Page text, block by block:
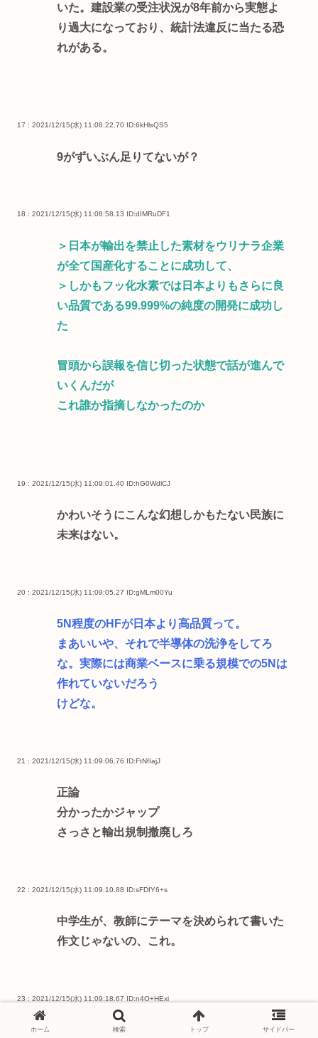
いた。建設業の受注状況が8年前から実態よ
り過大になっており、統計法違反に当たる恐
れがある。
17 : 2021/12/15(水) 11:08:22.70 ID:6kHlsQS5
9がずいぶん足りてないが？
18 : 2021/12/15(水) 11:08:58.13 ID:dIMRuDF1
＞日本が輸出を禁止した素材をウリナラ企業
が全て国産化することに成功して、
＞しかもフッ化水素では日本よりもさらに良
い品質である99.999%の純度の開発に成功し
た
冒頭から誤報を信じ切った状態で話が進んで
いくんだが
これ誰か指摘しなかったのか
19 : 2021/12/15(水) 11:09:01.40 ID:hG0WdlCJ
かわいそうにこんな幻想しかもたない民族に
未来はない。
20 : 2021/12/15(水) 11:09:05.27 ID:gMLm00Yu
5N程度のHFが日本より高品質って。
まあいいや、それで半導体の洗浄をしてろ
な。実際には商業ベースに乗る規模での5Nは
作れていないだろう
けどな。
21 : 2021/12/15(水) 11:09:06.76 ID:FtNfIajJ
正論
分かったかジャップ
さっさと輸出規制撤廃しろ
22 : 2021/12/15(水) 11:09:10.88 ID:sFDfY6+s
中学生が、教師にテーマを決められて書いた
作文じゃないの、これ。
23 : 2021/12/15(水) 11:09:18.67 ID:n4O+HExi
国産化毎週成功してるのに苦しい？
ホーム 検索 トップ サイドバー